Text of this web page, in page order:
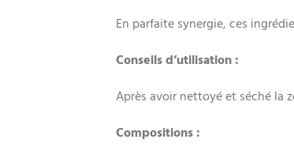
En parfaite synergie, ces
Conseils d’utilisation :
Après avoir nettoyé et séché la
Compositions :